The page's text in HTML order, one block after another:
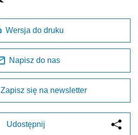
Wersja do druku
Napisz do nas
Zapisz się na newsletter
Udostępnij